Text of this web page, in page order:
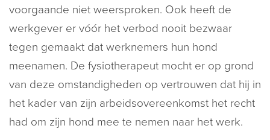
voorgaande niet weersproken. Ook heeft de
werkgever er vóór het verbod nooit bezwaar
tegen gemaakt dat werknemers hun hond
meenamen. De fysiotherapeut mocht er op grond
van deze omstandigheden op vertrouwen dat hij in
het kader van zijn arbeidsovereenkomst het recht
had om zijn hond mee te nemen naar het werk.